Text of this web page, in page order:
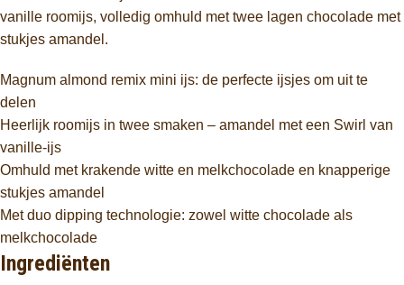
vanille roomijs, volledig omhuld met twee lagen chocolade met
stukjes amandel.
Magnum almond remix mini ijs: de perfecte ijsjes om uit te
delen
Heerlijk roomijs in twee smaken – amandel met een Swirl van
vanille-ijs
Omhuld met krakende witte en melkchocolade en knapperige
stukjes amandel
Met duo dipping technologie: zowel witte chocolade als
melkchocolade
Ingrediënten